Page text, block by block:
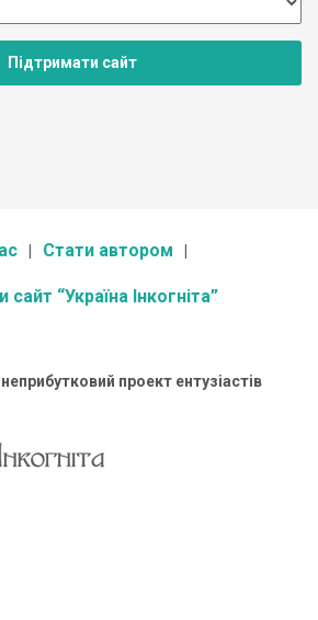
Підтримати сайт
Стати автором
сайт “Україна Інкогніта”
неприбутковий проект ентузіастів